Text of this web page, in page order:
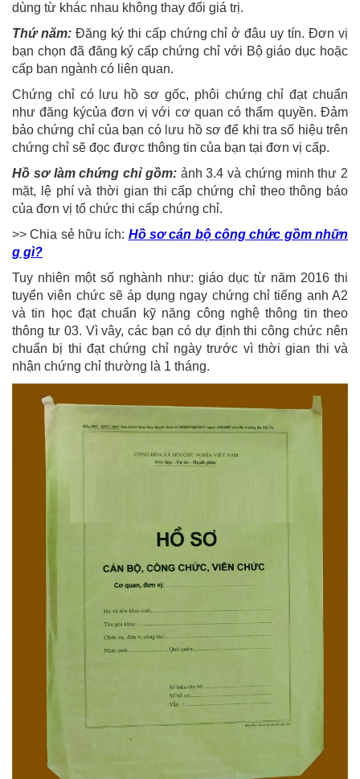
dùng từ khác nhau không thay đổi giá trị.
Thứ năm:Đăng ký thi cấp chứng chỉ ở đâu uy tín. Đơn vị
bạn chọn đã đăng ký cấp chứng chỉ với Bộ giáo dục hoặc
cấp ban ngành có liên quan.
Chứng chỉ có lưu hồ sơ gốc, phôi chứng chỉ đạt chuẩn
như đăng kýcủa đơn vị với cơ quan có thẩm quyền. Đảm
bảo chứng chỉ của bạn có lưu hồ sơ để khi tra số hiệu trên
chứng chỉ sẽ đọc được thông tin của bạn tại đơn vị cấp.
Hồ sơ làm chứng chỉ gồm:ảnh 3.4 và chứng minh thư 2
mặt, lệ phí và thời gian thi cấp chứng chỉ theo thông báo
của đơn vị tổ chức thi cấp chứng chỉ.
>> Chia sẻ hữu ích: Hồ sơ cán bộ công chức gồm nhữn
g gì?
Tuy nhiên một số nghành như: giáo dục từ năm 2016 thi
tuyển viên chức sẽ áp dụng ngay chứng chỉ tiếng anh A2
và tin học đạt chuẩn kỹ năng công nghệ thông tin theo
thông tư 03. Vì vây, các bạn có dự định thi công chức nên
chuẩn bị thi đạt chứng chỉ ngày trước vì thời gian thi và
nhận chứng chỉ thường là 1 tháng.